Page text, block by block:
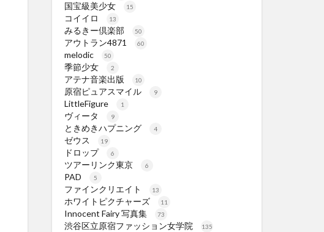
国宝級美少女 15
コイイロ 13
みるきー倶楽部 50
アウトラン4871 60
melodic 50
季節少女 2
アテナ音楽出版 10
原宿ピュアスマイル 9
LittleFigure 1
ヴィータ 9
ときめきハプニング 4
ゼウス 19
ドロップ 6
ツアーリンク東京 6
PAD 5
ファインクリエイト 13
ホワイトピクチャーズ 11
Innocent Fairy 写真集 73
渋谷区立原宿ファッション女学院 135